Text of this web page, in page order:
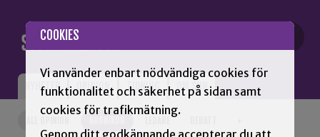
COOKIES
Vi använder enbart nödvändiga cookies för
funktionalitet och säkerhet på sidan samt
cookies för trafikmätning.
NYHETER OPINION TIDNING OM SNN